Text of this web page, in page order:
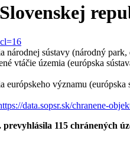
sústavy (národný
vtáčie územia (európska
významu (európska
data.sopsr.sk/chranene-
115 chránených